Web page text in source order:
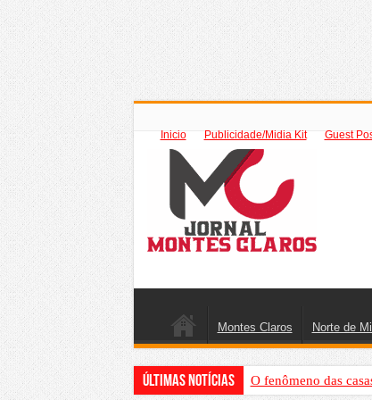
Inicio Publicidade/Midia Kit Guest
Montes Claros Norte de
Últimas Notícias O fenômeno das